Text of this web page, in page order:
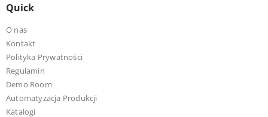
Quick
O nas
Kontakt
Polityka Prywatności
Regulamin
Demo Room
Automatyzacja Produkcji
Katalogi